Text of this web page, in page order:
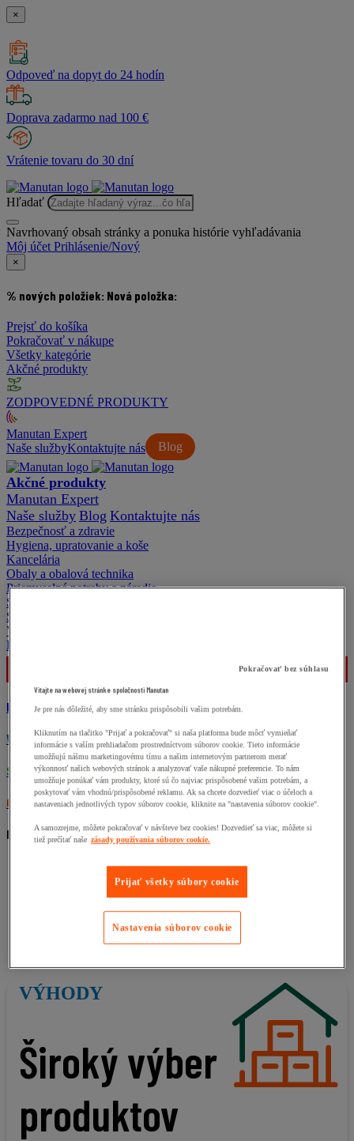
×
Odpoveď na dopyt do 24 hodín
Doprava zadarmo nad 100 €
Vrátenie tovaru do 30 dní
Hľadať
Navrhovaný obsah stránky a ponuka histórie vyhľadávania
Môj účet Prihlásenie/Nový
×
% nových položiek: Nová položka:
Prejsť do košíka
Pokračovať v nákupe
Všetky kategórie
Akčné produkty
ZODPOVEDNÉ PRODUKTY
Manutan Expert
Naše služby
Blog
Kontaktujte nás
Akčné produkty
Manutan Expert
Naše služby Blog Kontaktujte nás
Bezpečnosť a zdravie
Hygiena, upratovanie a koše
Kancelária
Obaly a obalová technika
Priemyselné potreby a náradie
Sklad
Stoličky
Vonkajšie priestory
Reštaurácia
Kontakt
Výhody
Služby
O nás
Nakupovanie
Ochrana osobných údajov
VÝHODY
Široký výber
produktov
Pokračovať bez súhlasu
Vitajte na webovej stránke spoločnosti Manutan
Je pre nás dôležité, aby sme stránku prispôsobili vašim potrebám.
Kliknutím na tlačitko "Prijať a pokračovať" si naša platforma bude môcť vymieňať
informácie s vaším prehliadačom prostredníctvom súborov cookie. Tieto informácie
umožňujú nášmu marketingovému tímu a našim internetovým partnerom merať
výkonnosť našich webových stránok a analyzovať vaše nákupné preferencie. To nám
umožňuje ponúkať vám produkty, ktoré sú čo najviac prispôsobené vašim potrebám, a
poskytovať vám vhodnú/prispôsobené reklamu. Ak sa chcete dozvedieť viac o účeloch a
nastaveniach jednotlivých typov súborov cookie, kliknite na "nastavenia súborov cookie".
A samozrejme, môžete pokračovať v návšteve bez cookies! Dozvedieť sa viac, môžete si
tiež prečítať naše zásady používania súborov cookie.
Prijať všetky súbory cookie
Nastavenia súborov cookie